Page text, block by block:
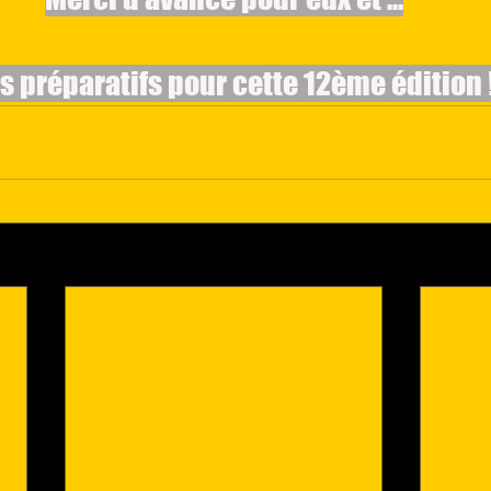
préparatifs pour cette 12ème édition